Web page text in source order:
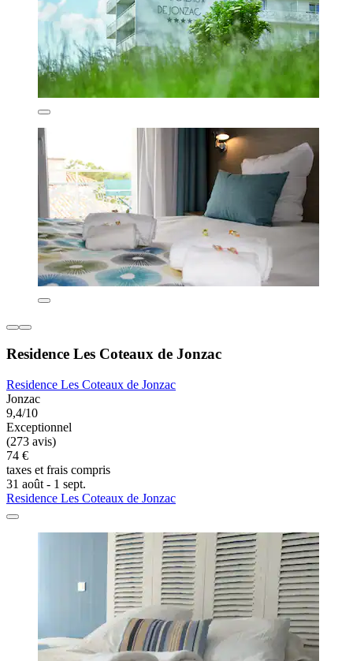
Residence Les Coteaux de Jonzac
Residence Les Coteaux de Jonzac
Jonzac
9,4/10
Exceptionnel
(273 avis)
74 €
taxes et frais compris
31 août - 1 sept.
Residence Les Coteaux de Jonzac